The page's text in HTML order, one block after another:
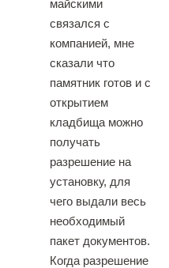
майскими
связался с
компанией, мне
сказали что
памятник готов и с
открытием
кладбища можно
получать
разрешение на
установку, для
чего выдали весь
необходимый
пакет документов.
Когда разрешение